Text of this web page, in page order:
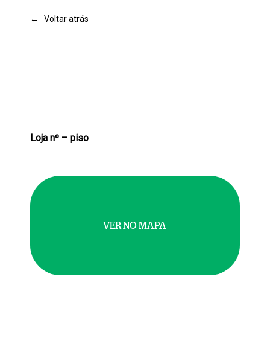
← Voltar atrás
Loja nº – piso
VER NO MAPA